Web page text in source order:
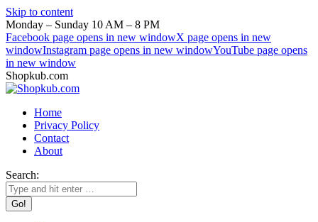
Skip to content
Monday – Sunday 10 AM – 8 PM
Facebook page opens in new windowX page opens in new
windowInstagram page opens in new windowYouTube page opens
in new window
Shopkub.com
Home
Privacy Policy
Contact
About
Search: